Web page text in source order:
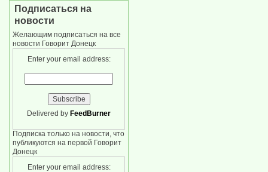
Подписаться на
новости
Желающим подписаться на все
новости Говорит Донецк
Enter your email address:
Delivered by FeedBurner
Подписка только на новости, что
публикуются на первой Говорит
Донецк
Enter your email address: